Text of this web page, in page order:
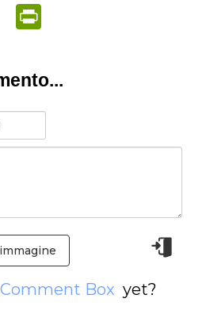
Box yet?